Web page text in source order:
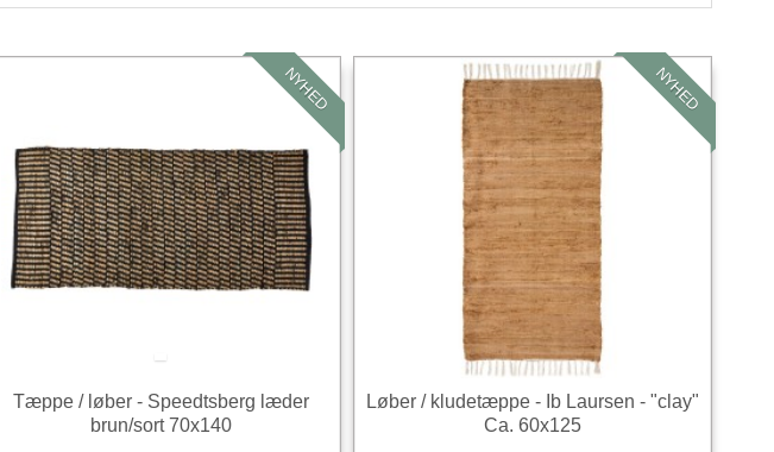
NYHED
Tæppe / løber - Speedtsberg læder
brun/sort 70x140
NYHED
Løber / kludetæppe - Ib Laursen - "clay"
Ca. 60x125